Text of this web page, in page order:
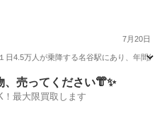
7月20日
日4.5万人が乗降する名谷駅にあり、年間
キッチンカー
、売ってください👘✨
最大限買取します